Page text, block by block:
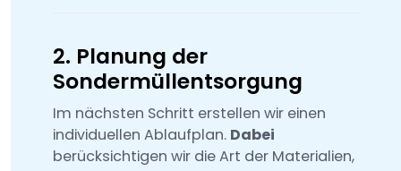
2. Planung der
Sondermüllentsorgung
Im nächsten Schritt erstellen wir einen
individuellen Ablaufplan. Dabei
berücksichtigen wir die Art der Materialien,